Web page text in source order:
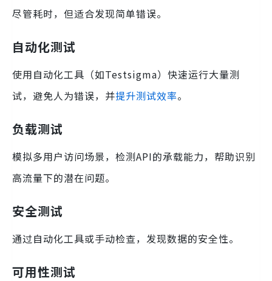
尽管耗时，但适合发现简单错误。
自动化测试
使用自动化工具（如Testsigma）快速运行大量测
试，避免人为错误，并提升测试效率。
负载测试
模拟多用户访问场景，检测API的承载能力，帮助识别
高流量下的潜在问题。
安全测试
通过自动化工具或手动检查，发现数据的安全性。
可用性测试